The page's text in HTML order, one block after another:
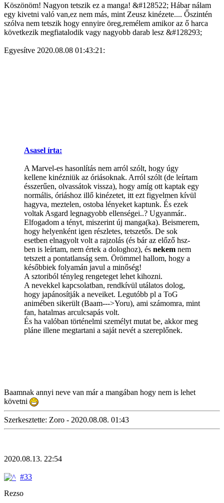
Köszönöm! Nagyon tetszik ez a manga! &#128522; Hábar nálam
egy kivetni való van,ez nem más, mint Zeusz kinézete.... Őszintén
szólva nem tetszik hogy ennyire öreg,remélem amikor az ő harca
következik megfiatalodik vagy nagyobb darab lesz &#128293;
Egyesítve 2020.08.08 01:43:21:
Asasel írta:
A Marvel-es hasonlítás nem arról szólt, hogy úgy
kellene kinézniük az óriásoknak. Arról szólt (de leírtam
ésszerűen, olvassátok vissza), hogy amíg ott kaptak egy
normális, óriáshoz illő kinézetet, itt ezt figyelmen kívül
hagyva, meztelen, ostoba lényeket kaptunk. És ezek
voltak Asgard legnagyobb ellenségei..? Ugyanmár..
Elfogadom a tényt, miszerint új manga(ka). Beismerem,
hogy helyenként igen részletes, tetszetős. De sok
esetben elnagyolt volt a rajzolás (és bár az előző hsz-
ben is leírtam, nem értek a dologhoz), és nekem nem
tetszett a pontatlanság sem. Örömmel hallom, hogy a
későbbiek folyamán javul a minőség!
A sztoriból tényleg rengeteget lehet kihozni.
A nevekkel kapcsolatban, rendkívül utálatos dolog,
hogy japánosítják a neveiket. Legutóbb pl a ToG
animében sikerült (Baam--->Yoru), ami számomra, mint
fan, hatalmas arculcsapás volt.
És ha valóban történelmi személyt mutat be, akkor meg
pláne illene megtartani a saját nevét a szereplőnek.
Baamnak annyi neve van már a mangában hogy nem is lehet
követni
Szerkesztette: Zoro - 2020.08.08. 01:43
2020.08.13. 22:54
#33
Rezso